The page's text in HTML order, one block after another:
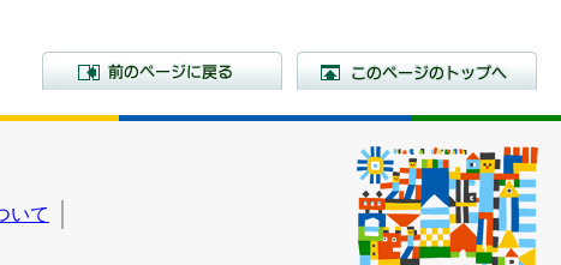
前のページに戻る
いて